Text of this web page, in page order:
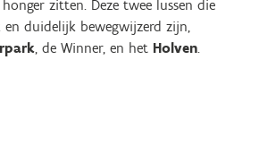
zitten. Deze twee lussen die
duidelijk bewegwijzerd zijn,
, de Winner, en het Holven.